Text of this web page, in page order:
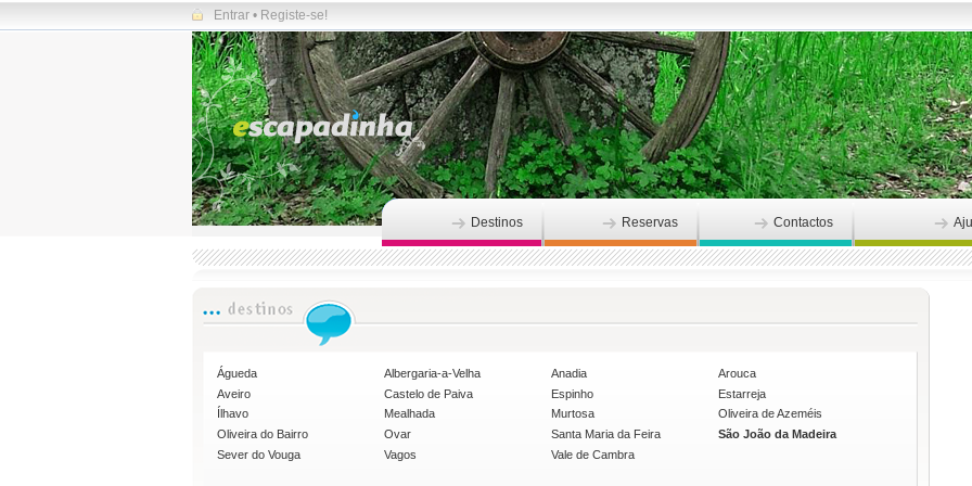
Entrar • Registe-se!
Destinos Reservas Contactos
Águeda Albergaria-a-Velha Anadia
Arouca
Aveiro
Castelo de Paiva Espinho
Estarreja
Ílhavo
Mealhada Murtosa
Oliveira de Azeméis
Oliveira do Bairro
Ovar Santa Maria da Feira
São João da Madeira
Sever do Vouga
Vagos Vale de Cambra